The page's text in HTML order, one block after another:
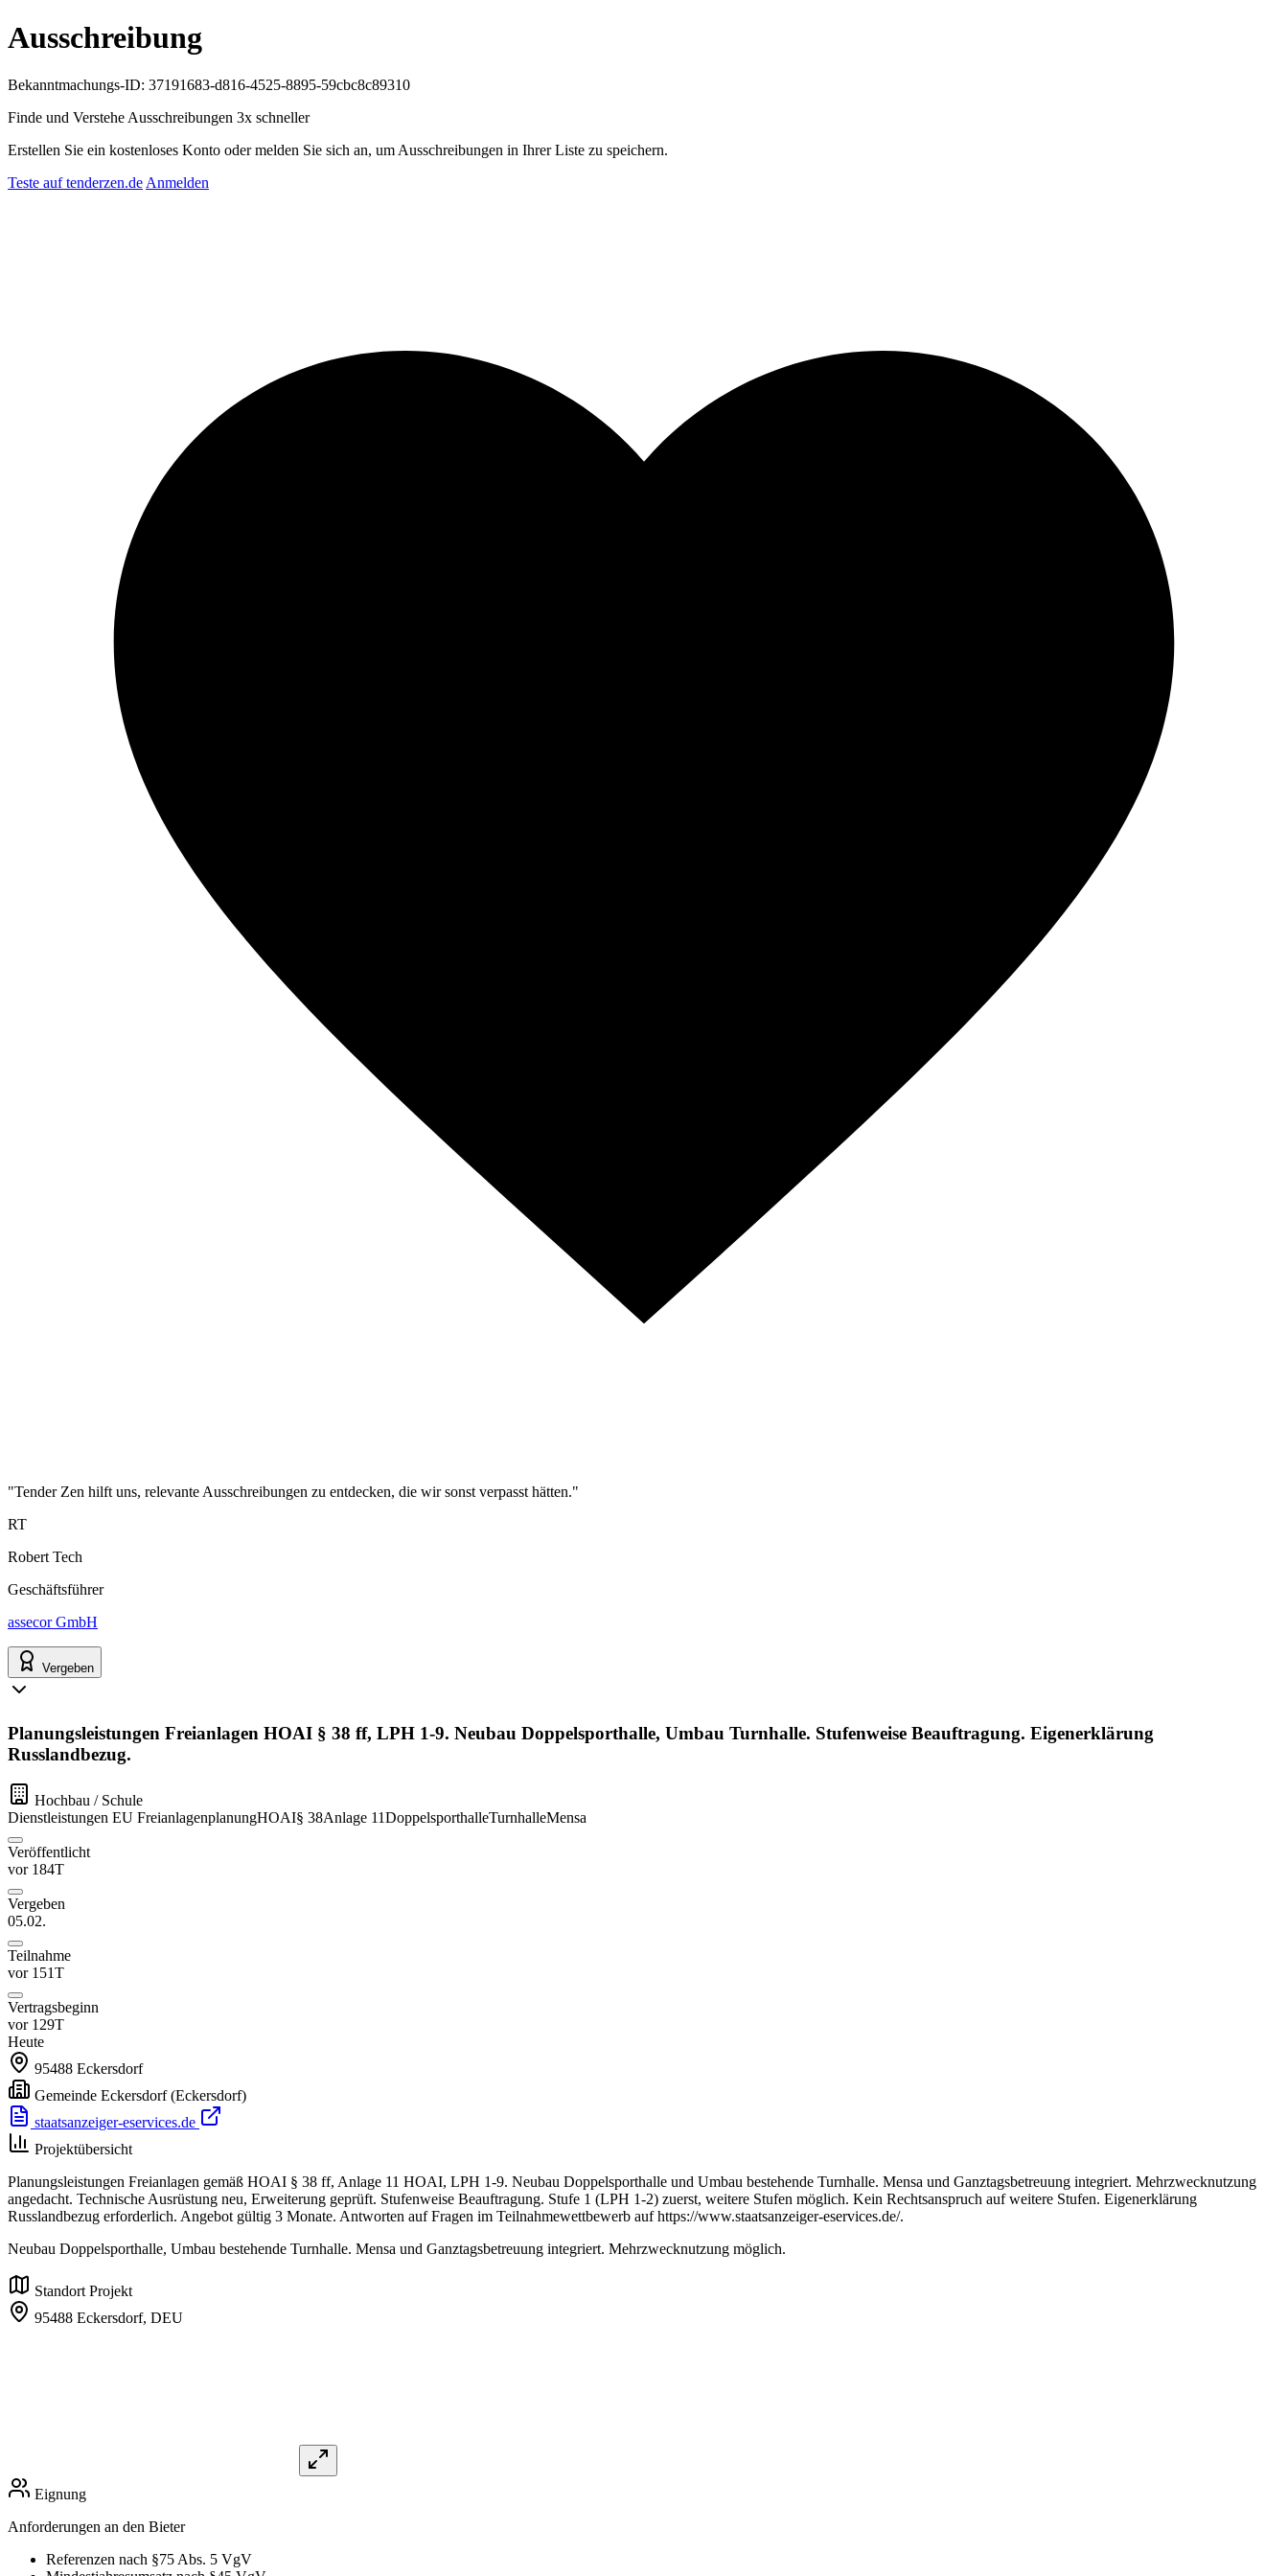
Ausschreibung
Bekanntmachungs-ID: 37191683-d816-4525-8895-59cbc8c89310
Finde und Verstehe Ausschreibungen 3x schneller
Erstellen Sie ein kostenloses Konto oder melden Sie sich an, um Ausschreibungen in Ihrer Liste zu speichern.
Teste auf tenderzen.de Anmelden
"Tender Zen hilft uns, relevante Ausschreibungen zu entdecken, die wir sonst verpasst hätten."
RT
Robert Tech
Geschäftsführer
assecor GmbH
Vergeben
Planungsleistungen Freianlagen HOAI § 38 ff, LPH 1-9. Neubau Doppelsporthalle, Umbau Turnhalle. Stufenweise Beauftragung. Eigenerklärung
Russlandbezug.
Hochbau / Schule
Dienstleistungen EU FreianlagenplanungHOAI§ 38Anlage 11DoppelsporthalleTurnhalleMensa
Veröffentlicht
vor 184T
Vergeben
05.02.
Teilnahme
vor 151T
Vertragsbeginn
vor 129T
Heute
95488 Eckersdorf
Gemeinde Eckersdorf (Eckersdorf)
staatsanzeiger-eservices.de
Projektübersicht
Planungsleistungen Freianlagen gemäß HOAI § 38 ff, Anlage 11 HOAI, LPH 1-9. Neubau Doppelsporthalle und Umbau bestehende Turnhalle. Mensa und Ganztagsbetreuung integriert. Mehrzwecknutzung
angedacht. Technische Ausrüstung neu, Erweiterung geprüft. Stufenweise Beauftragung. Stufe 1 (LPH 1-2) zuerst, weitere Stufen möglich. Kein Rechtsanspruch auf weitere Stufen. Eigenerklärung
Russlandbezug erforderlich. Angebot gültig 3 Monate. Antworten auf Fragen im Teilnahmewettbewerb auf https://www.staatsanzeiger-eservices.de/.
Neubau Doppelsporthalle, Umbau bestehende Turnhalle. Mensa und Ganztagsbetreuung integriert. Mehrzwecknutzung möglich.
Standort Projekt
95488 Eckersdorf, DEU
Eignung
Anforderungen an den Bieter
Referenzen nach §75 Abs. 5 VgV